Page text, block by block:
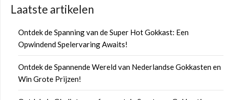
Laatste artikelen
Ontdek de Spanning van de Super Hot Gokkast: Een
Opwindend Spelervaring Awaits!
Ontdek de Spannende Wereld van Nederlandse Gokkasten en
Win Grote Prijzen!